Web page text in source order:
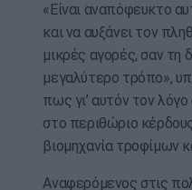
«Είναι αναπόφευκτο
και να αυξάνει τον
μικρές αγορές, σαν τη
μεγαλύτερο τρόπο»,
πως γι’ αυτόν τον
στο περιθώριο
βιομηχανία τροφίμων
Αναφερόμενος στις